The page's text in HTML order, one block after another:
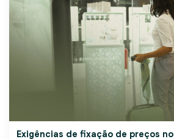
Exigências de fixação de preços